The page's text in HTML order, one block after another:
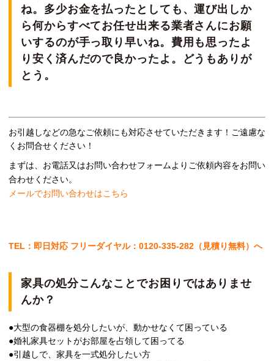
ね。多少お金を払ったとしても、運び出しか
ら何からすべてお任せ出来る業者さんにお願
いするのが手っ取り早いね。費用も思ったよ
り安く済んだので良かったよ。どうもありが
とう。
お引越しなどの急なご依頼にも対応させていただきます！ご遠慮な
くお問合せください！
まずは、お電話又はお問い合わせフォームより ご依頼内容をお問い
合わせください。
メールでお問い合わせはこちら
TEL：即日対応 フリーダイヤル：0120-335-282（見積り無料）へ
家具の処分こんなことでお困りではありませ
んか？
●大型の食器棚を処分したいが、動かせなくて困っている
●婚礼家具セットがお部屋を占領して困ってる
●引越しで、家具を一式処分したい方